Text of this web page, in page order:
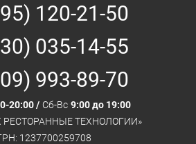
120-21-50
035-14-55
993-89-70
20:00 / Сб-Вс 9:00 до 19:00
РЕСТОРАННЫЕ ТЕХНОЛОГИИ»
1237700259708